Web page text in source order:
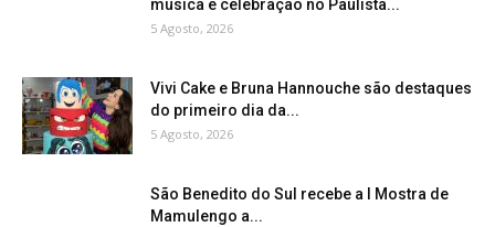
música e celebração no Paulista...
5 Agosto, 2026
Vivi Cake e Bruna Hannouche são destaques
do primeiro dia da...
5 Agosto, 2026
São Benedito do Sul recebe a I Mostra de
Mamulengo a...